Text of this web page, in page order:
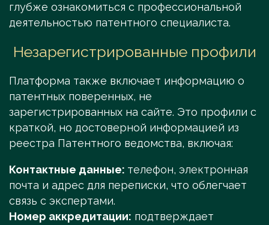
глубже ознакомиться с профессиональной
деятельностью патентного специалиста.
Незарегистрированные профили
Платформа также включает информацию о
патентных поверенных, не
зарегистрированных на сайте. Это профили с
краткой, но достоверной информацией из
реестра Патентного ведомства, включая:
Контактные данные: телефон, электронная
почта и адрес для переписки, что облегчает
связь с экспертами.
Номер аккредитации: подтверждает